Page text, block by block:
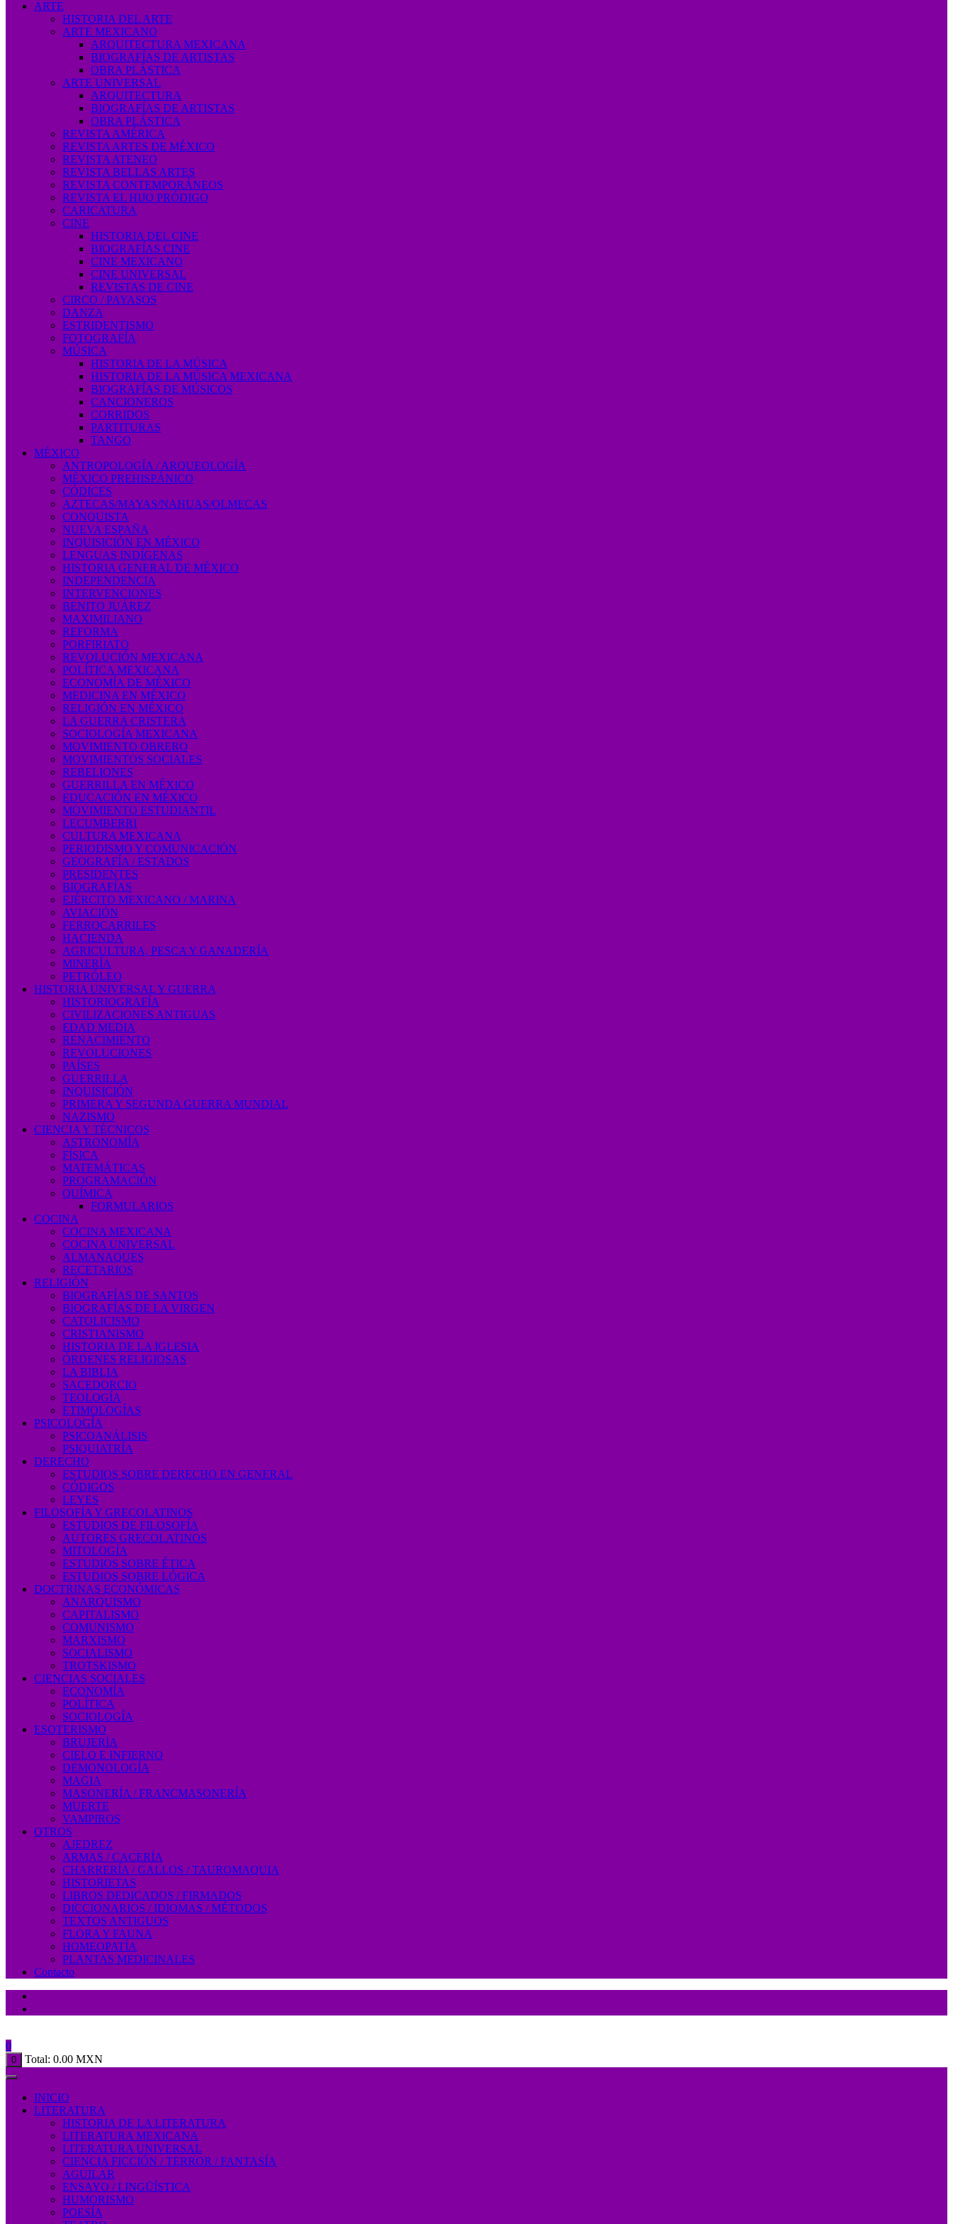
ARTE
HISTORIA DEL ARTE
ARTE MEXICANO
ARQUITECTURA MEXICANA
BIOGRAFÍAS DE ARTISTAS
OBRA PLÁSTICA
ARTE UNIVERSAL
ARQUITECTURA
BIOGRAFÍAS DE ARTISTAS
OBRA PLÁSTICA
REVISTA AMÉRICA
REVISTA ARTES DE MÉXICO
REVISTA ATENEO
REVISTA BELLAS ARTES
REVISTA CONTEMPORÁNEOS
REVISTA EL HIJO PRÓDIGO
CARICATURA
CINE
HISTORIA DEL CINE
BIOGRAFÍAS CINE
CINE MEXICANO
CINE UNIVERSAL
REVISTAS DE CINE
CIRCO / PAYASOS
DANZA
ESTRIDENTISMO
FOTOGRAFÍA
MÚSICA
HISTORIA DE LA MÚSICA
HISTORIA DE LA MÚSICA MEXICANA
BIOGRAFÍAS DE MÚSICOS
CANCIONEROS
CORRIDOS
PARTITURAS
TANGO
MÉXICO
ANTROPOLOGÍA / ARQUEOLOGÍA
MÉXICO PREHISPÁNICO
CÓDICES
AZTECAS/MAYAS/NAHUAS/OLMECAS
CONQUISTA
NUEVA ESPAÑA
INQUISICIÓN EN MÉXICO
LENGUAS INDÍGENAS
HISTORIA GENERAL DE MÉXICO
INDEPENDENCIA
INTERVENCIONES
BENITO JUÁREZ
MAXIMILIANO
REFORMA
PORFIRIATO
REVOLUCIÓN MEXICANA
POLÍTICA MEXICANA
ECONOMÍA DE MÉXICO
MEDICINA EN MÉXICO
RELIGIÓN EN MÉXICO
LA GUERRA CRISTERA
SOCIOLOGÍA MEXICANA
MOVIMIENTO OBRERO
MOVIMIENTOS SOCIALES
REBELIONES
GUERRILLA EN MÉXICO
EDUCACIÓN EN MÉXICO
MOVIMIENTO ESTUDIANTIL
LECUMBERRI
CULTURA MEXICANA
PERIODISMO Y COMUNICACIÓN
GEOGRAFÍA / ESTADOS
PRESIDENTES
BIOGRAFÍAS
EJÉRCITO MEXICANO / MARINA
AVIACIÓN
FERROCARRILES
HACIENDA
AGRICULTURA, PESCA Y GANADERÍA
MINERÍA
PETRÓLEO
HISTORIA UNIVERSAL Y GUERRA
HISTORIOGRAFÍA
CIVILIZACIONES ANTIGUAS
EDAD MEDIA
RENACIMIENTO
REVOLUCIONES
PAÍSES
GUERRILLA
INQUISICIÓN
PRIMERA Y SEGUNDA GUERRA MUNDIAL
NAZISMO
CIENCIA Y TÉCNICOS
ASTRONOMÍA
FÍSICA
MATEMÁTICAS
PROGRAMACIÓN
QUÍMICA
FORMULARIOS
COCINA
COCINA MEXICANA
COCINA UNIVERSAL
ALMANAQUES
RECETARIOS
RELIGIÓN
BIOGRAFÍAS DE SANTOS
BIOGRAFÍAS DE LA VIRGEN
CATOLICISMO
CRISTIANISMO
HISTORIA DE LA IGLESIA
ÓRDENES RELIGIOSAS
LA BIBLIA
SACEDORCIO
TEOLOGÍA
ETIMOLOGÍAS
PSICOLOGÍA
PSICOANÁLISIS
PSIQUIATRÍA
DERECHO
ESTUDIOS SOBRE DERECHO EN GENERAL
CÓDIGOS
LEYES
FILOSOFÍA Y GRECOLATINOS
ESTUDIOS DE FILOSOFÍA
AUTORES GRECOLATINOS
MITOLOGÍA
ESTUDIOS SOBRE ÉTICA
ESTUDIOS SOBRE LÓGICA
DOCTRINAS ECONÓMICAS
ANARQUISMO
CAPITALISMO
COMUNISMO
MARXISMO
SOCIALISMO
TROTSKISMO
CIENCIAS SOCIALES
ECONOMÍA
POLÍTICA
SOCIOLOGÍA
ESOTERISMO
BRUJERÍA
CIELO E INFIERNO
DEMONOLOGÍA
MAGIA
MASONERÍA / FRANCMASONERÍA
MUERTE
VAMPIROS
OTROS
AJEDREZ
ARMAS / CACERÍA
CHARRERÍA / GALLOS / TAUROMAQUIA
HISTORIETAS
LIBROS DEDICADOS / FIRMADOS
DICCIONARIOS / IDIOMAS / MÉTODOS
TEXTOS ANTIGUOS
FLORA Y FAUNA
HOMEOPATÍA
PLANTAS MEDICINALES
Contacto
0
0 Total: 0.00 MXN
INICIO
LITERATURA
HISTORIA DE LA LITERATURA
LITERATURA MEXICANA
LITERATURA UNIVERSAL
CIENCIA FICCIÓN / TERROR / FANTASÍA
AGUILAR
ENSAYO / LINGÜÍSTICA
HUMORISMO
POESÍA